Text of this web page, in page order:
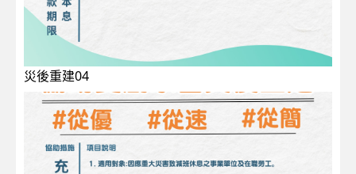
災後重建04